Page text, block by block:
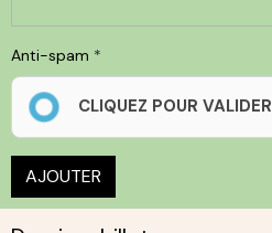
Anti-spam
CLIQUEZ POUR VALIDER
AJOUTER